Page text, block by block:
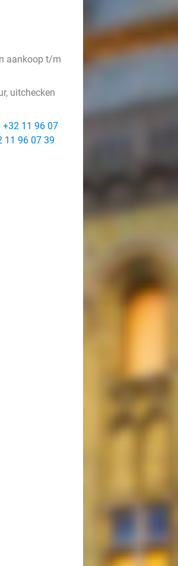
aankoop t/m
uitchecken
+32 11 96 07
11 96 07 39